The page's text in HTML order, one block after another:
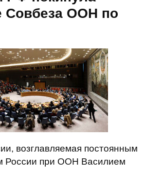
Совбеза ООН по
возглавляемая постоянным
России при ООН Василием